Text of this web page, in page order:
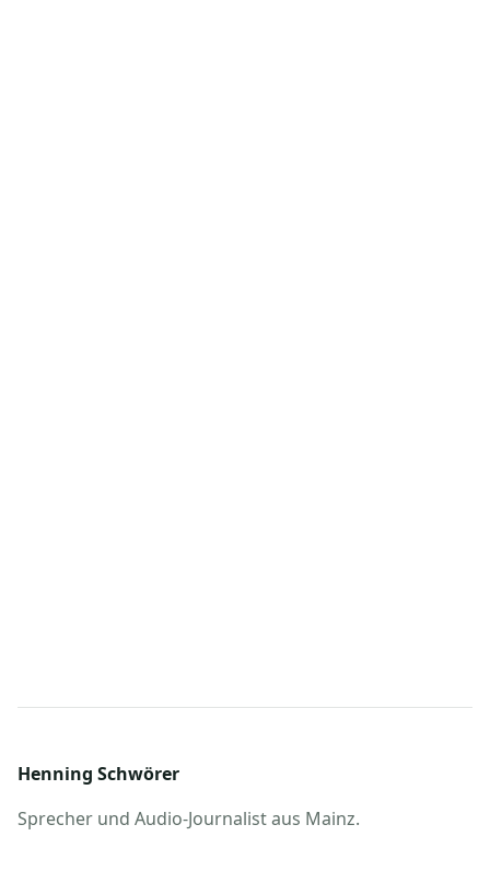
Henning Schwörer
Sprecher und Audio-Journalist aus Mainz.